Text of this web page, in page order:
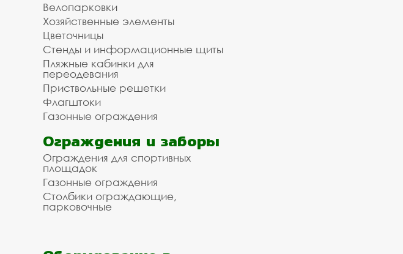
Велопарковки
Хозяйственные элементы
Цветочницы
Стенды и информационные щиты
Пляжные кабинки для
переодевания
Приствольные решетки
Флагштоки
Газонные ограждения
Ограждения и заборы
Ограждения для спортивных
площадок
Газонные ограждения
Столбики ограждающие,
парковочные